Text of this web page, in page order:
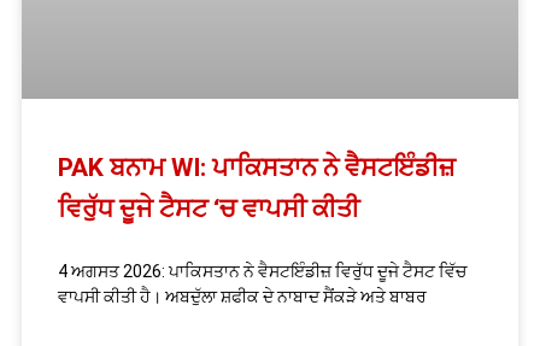
PAK ਬਨਾਮ WI: ਪਾਕਿਸਤਾਨ ਨੇ ਵੈਸਟਇੰਡੀਜ਼
ਵਿਰੁੱਧ ਦੂਜੇ ਟੈਸਟ ‘ਚ ਵਾਪਸੀ ਕੀਤੀ
4 ਅਗਸਤ 2026: ਪਾਕਿਸਤਾਨ ਨੇ ਵੈਸਟਇੰਡੀਜ਼ ਵਿਰੁੱਧ ਦੂਜੇ ਟੈਸਟ ਵਿੱਚ
ਵਾਪਸੀ ਕੀਤੀ ਹੈ। ਅਬਦੁੱਲਾ ਸ਼ਫੀਕ ਦੇ ਨਾਬਾਦ ਸੈਂਕੜੇ ਅਤੇ ਬਾਬਰ